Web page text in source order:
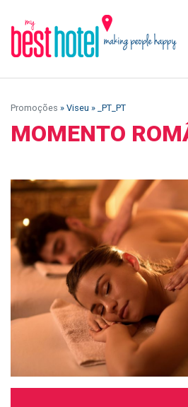
Promoções » Viseu » _PT_PT
MOMENTO